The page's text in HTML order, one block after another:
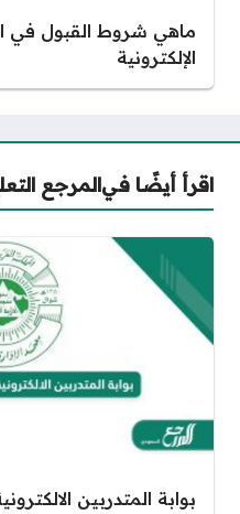
ماهي شروط القبول في
الإلكترونية
اقرأ أيضًا فيالمرجع
بوابة المتدربين